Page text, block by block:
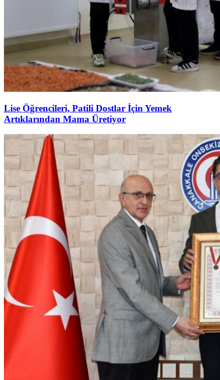
Lise Öğrencileri, Patili Dostlar İçin Yemek
Artıklarından Mama Üretiyor